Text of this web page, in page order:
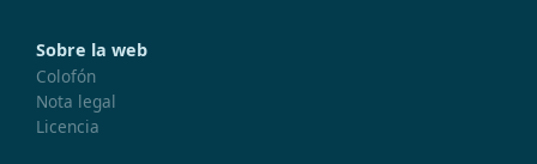
Sobre la web
Colofón
Nota legal
Licencia